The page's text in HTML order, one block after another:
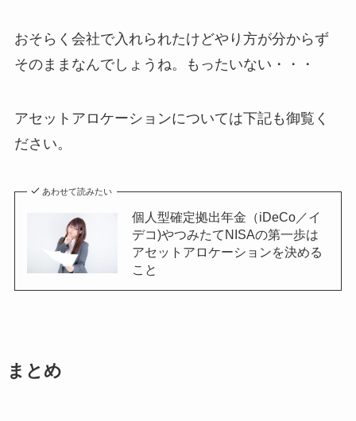
おそらく会社で入れられたけどやり方が分からず
そのままなんでしょうね。もったいない・・・
アセットアロケーションについては下記も御覧く
ださい。
あわせて読みたい
個人型確定拠出年金（iDeCo／イ
デコ)やつみたてNISAの第一歩は
アセットアロケーションを決める
こと
まとめ